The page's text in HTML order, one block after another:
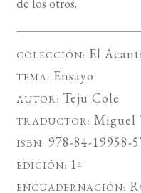
COLECCIÓN: El
TEMA: Ensayo
AUTOR: Teju Cole
TRADUCTOR: Miguel
ISBN: 978-84-19958-
EDICIÓN: 1ª
ENCUADERNACIÓN: